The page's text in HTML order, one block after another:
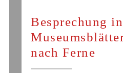
Besprechung
nach Ferne